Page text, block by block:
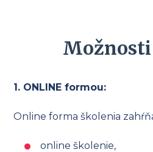
1. ONLINE formou:
Online forma školenia
online školenie,